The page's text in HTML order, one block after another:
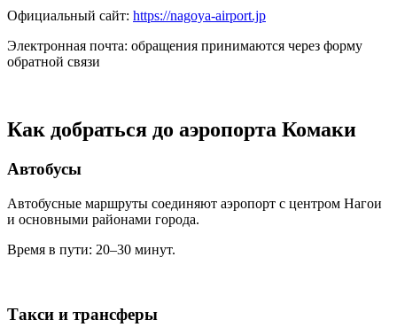
Официальный сайт: https://nagoya-airport.jp
Электронная почта: обращения принимаются через форму
обратной связи
Как добраться до аэропорта Комаки
Автобусы
Автобусные маршруты соединяют аэропорт с центром Нагои
и основными районами города.
Время в пути: 20–30 минут.
Такси и трансферы